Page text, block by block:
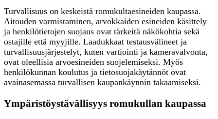
Turvallisuus on keskeistä romukultaesineiden kaupassa.
Aitouden varmistaminen, arvokkaiden esineiden käsittely
ja henkilötietojen suojaus ovat tärkeitä näkökohtia sekä
ostajille että myyjille. Laadukkaat testausvälineet ja
turvallisuusjärjestelyt, kuten vartiointi ja kameravalvonta,
ovat oleellisia arvoesineiden suojelemiseksi. Myös
henkilökunnan koulutus ja tietosuojakäytännöt ovat
avainasemassa turvallisen kaupankäynnin takaamiseksi.
Ympäristöystävällisyys romukullan kaupassa